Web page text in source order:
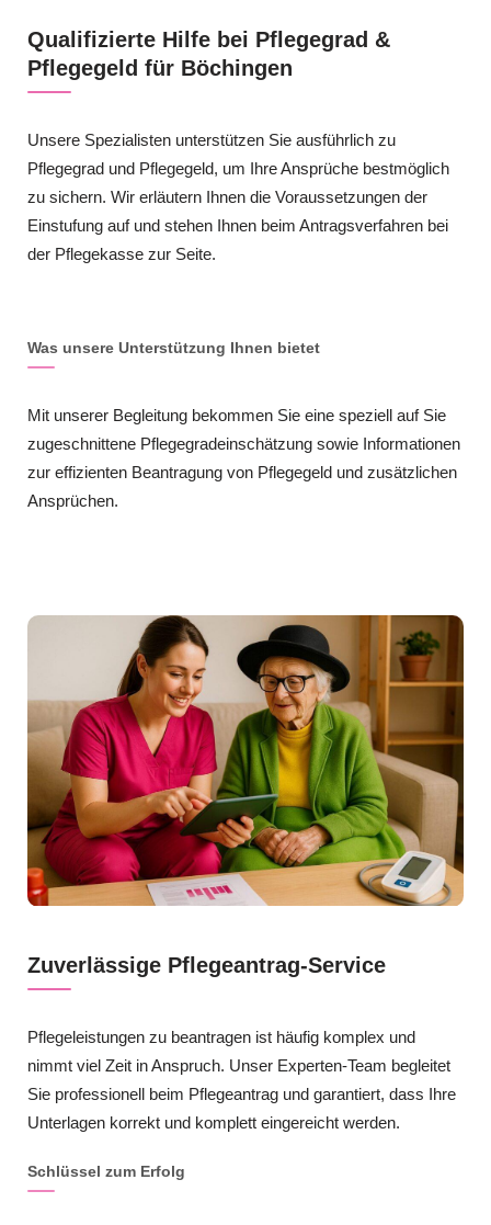
Qualifizierte Hilfe bei Pflegegrad &
Pflegegeld für Böchingen
Unsere Spezialisten unterstützen Sie ausführlich zu
Pflegegrad und Pflegegeld, um Ihre Ansprüche bestmöglich
zu sichern. Wir erläutern Ihnen die Voraussetzungen der
Einstufung auf und stehen Ihnen beim Antragsverfahren bei
der Pflegekasse zur Seite.
Was unsere Unterstützung Ihnen bietet
Mit unserer Begleitung bekommen Sie eine speziell auf Sie
zugeschnittene Pflegegradeinschätzung sowie Informationen
zur effizienten Beantragung von Pflegegeld und zusätzlichen
Ansprüchen.
Zuverlässige Pflegeantrag-Service
Pflegeleistungen zu beantragen ist häufig komplex und
nimmt viel Zeit in Anspruch. Unser Experten-Team begleitet
Sie professionell beim Pflegeantrag und garantiert, dass Ihre
Unterlagen korrekt und komplett eingereicht werden.
Schlüssel zum Erfolg